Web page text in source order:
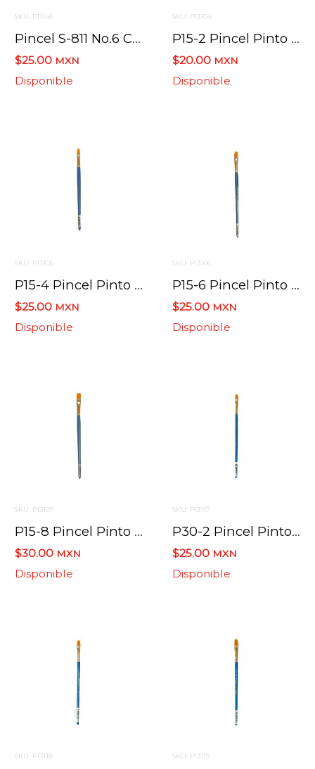
SKU: PI1146
Pincel S-811 No.6 Cerda Branca Brasil
$25.00 MXN
Disponible
SKU: PI3104
P15-2 Pincel Pinto Taklon Plano
$20.00 MXN
Disponible
SKU: PI3105
P15-4 Pincel Pinto Taklon Plano
$25.00 MXN
Disponible
SKU: PI3106
P15-6 Pincel Pinto Taklon Plano
$25.00 MXN
Disponible
SKU: PI3107
P15-8 Pincel Pinto Taklon Plano
$30.00 MXN
Disponible
SKU: PI3117
P30-2 Pincel Pinto Taklon Lengua De Gato
$25.00 MXN
Disponible
SKU: PI3118 SKU: PI3119